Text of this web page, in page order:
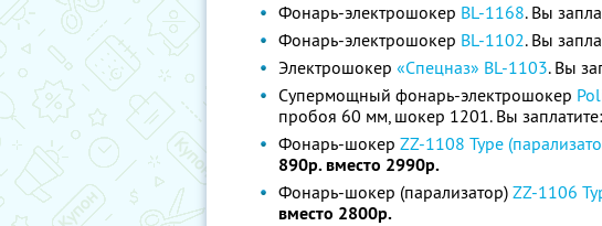
Фонарь-электрошокер BL-1168. Вы
Фонарь-электрошокер BL-1102. Вы
Электрошокер «Спецназ» BL-1103. Вы
Супермощный фонарь-электрошокер
пробоя 60 мм, шокер 1201. Вы заплатите:
Фонарь-шокер ZZ-1108 Type
890р. вместо 2990р.
Фонарь-шокер (парализатор) ZZ-1106
вместо 2800р.